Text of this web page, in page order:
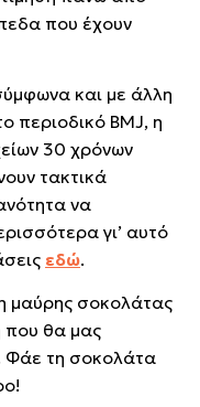
που έχουν
και με άλλη
περιοδικό BMJ, η
30 χρόνων
τακτικά
να
γι’ αυτό
εδώ.
μαύρης σοκολάτας
που θα μας
Φάε τη σοκολάτα